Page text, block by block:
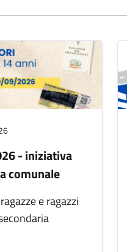
- iniziativa
comunale
e ragazzi